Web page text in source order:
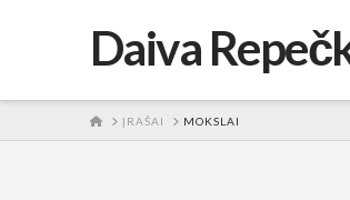
Daiva
HOMEĮRAŠAI MOKSLAI